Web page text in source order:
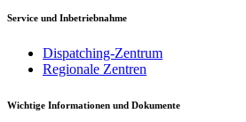
Service und Inbetriebnahme
Dispatching-Zentrum
Regionale Zentren
Wichtige Informationen und Dokumente